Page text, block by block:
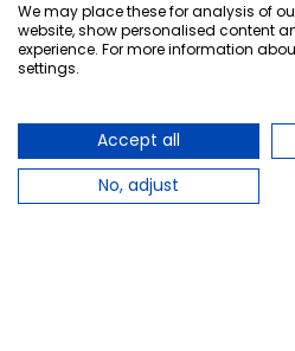
We may place these for analysis of
website, show personalised content
experience. For more information
settings.
Accept all
No, adjust